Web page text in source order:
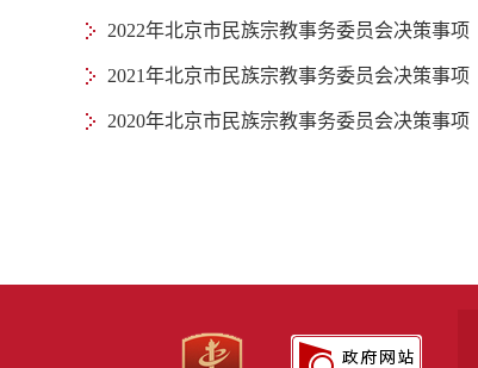
2022年北京市民族宗教事务委员会决策事项
2021年北京市民族宗教事务委员会决策事项
2020年北京市民族宗教事务委员会决策事项